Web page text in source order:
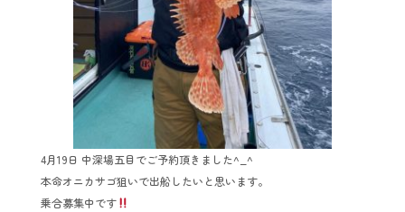
4月19日 中深場五目でご予約頂きました^_^
本命オニカサゴ狙いで出船したいと思います。
乗合募集中です